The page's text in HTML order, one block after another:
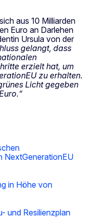
aus 10 Milliarden
Euro an Darlehen
Ursula von der
gelangt, dass
erzielt hat, um
zu erhalten.
Licht gegeben
NextGenerationEU
in Höhe von
und Resilienzplan